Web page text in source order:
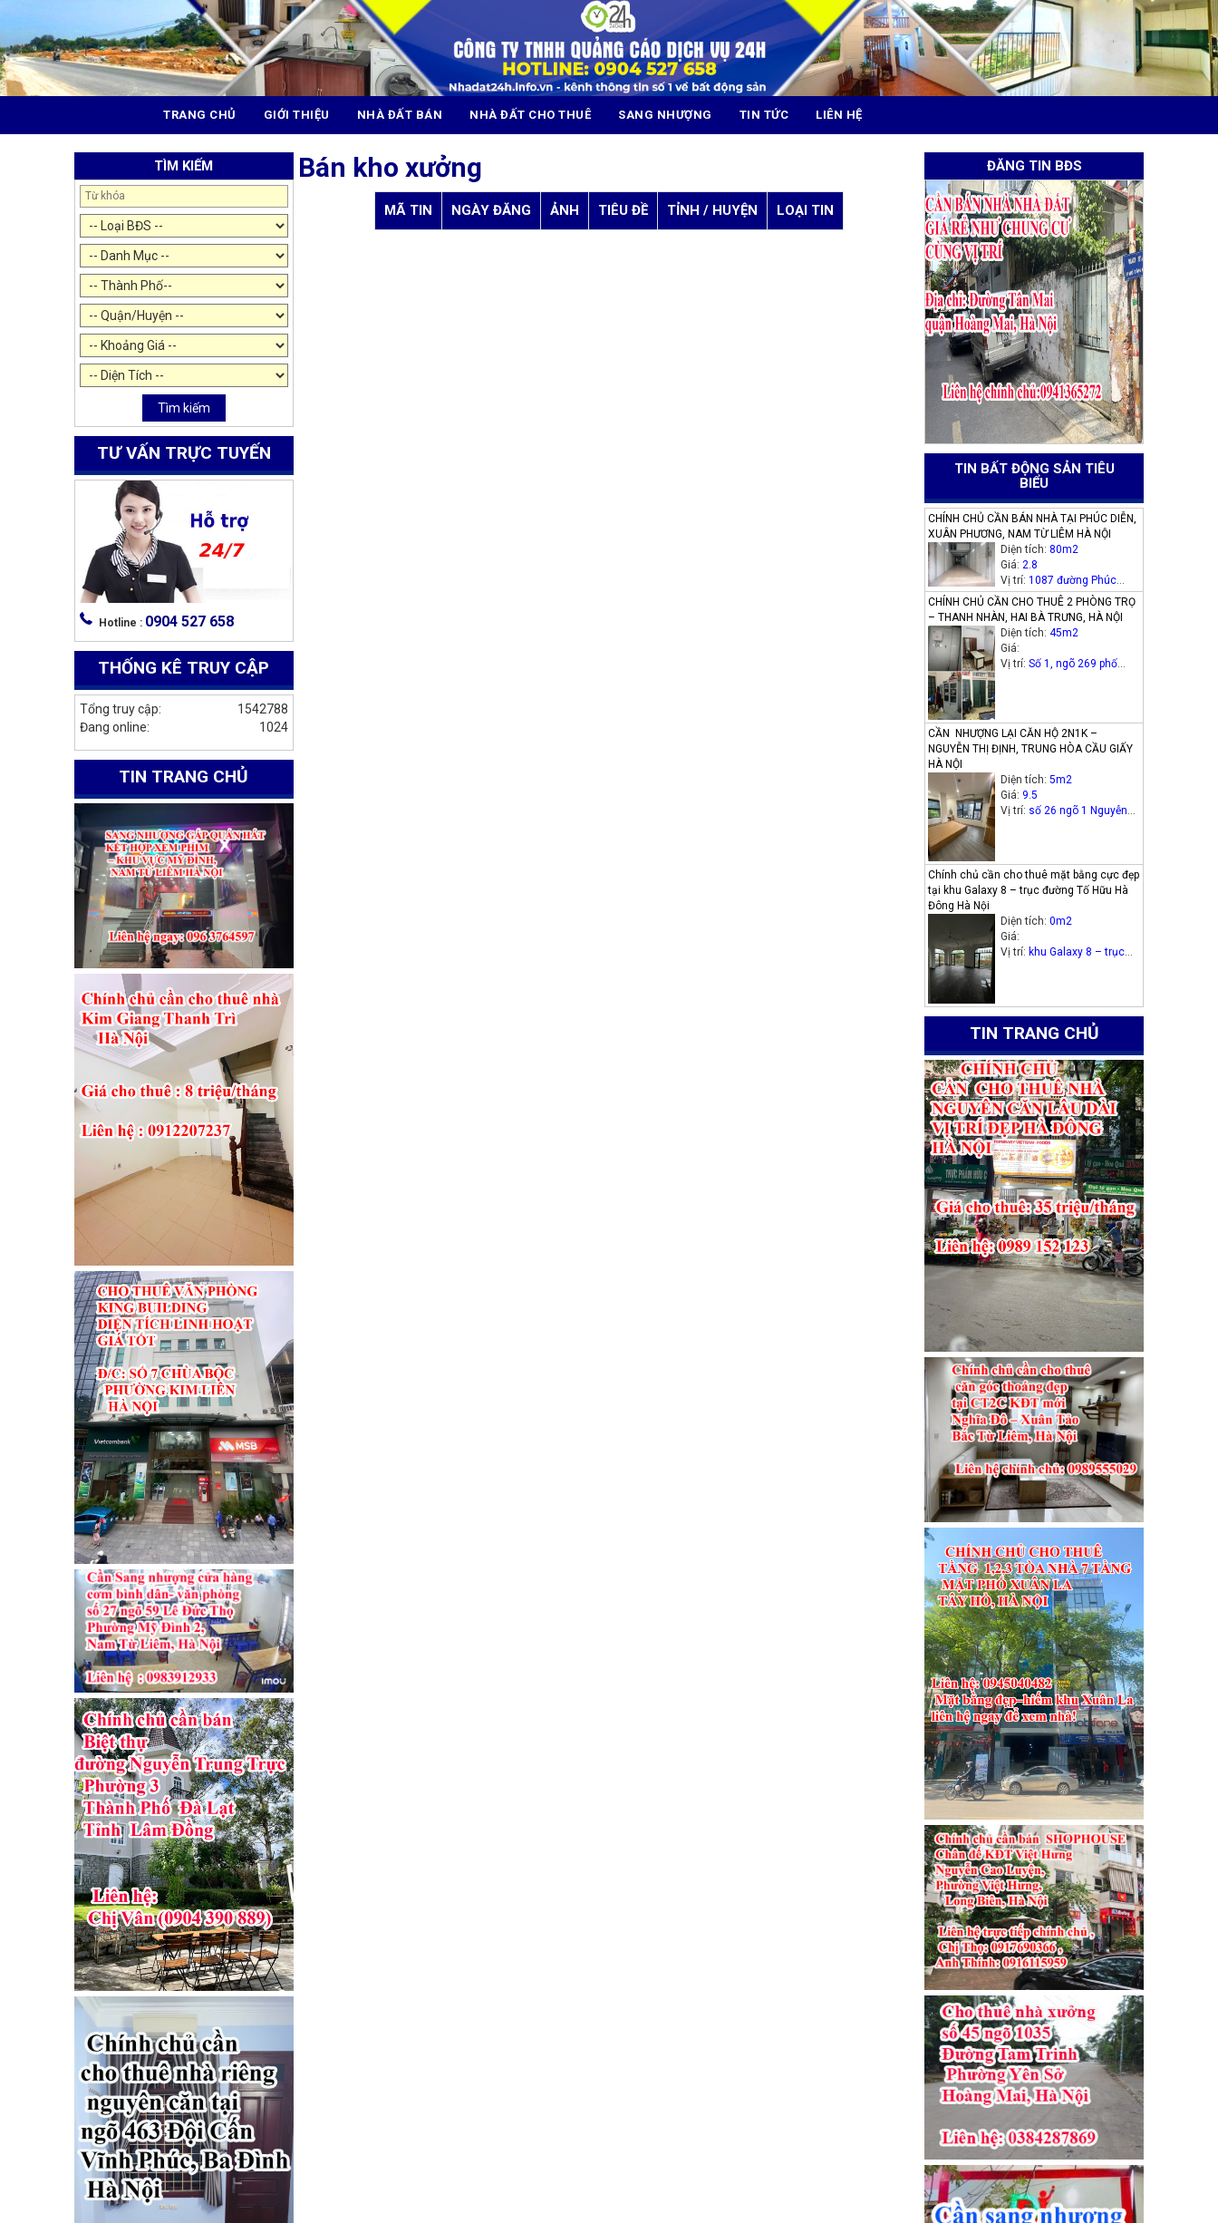
TRANG CHỦ GIỚI THIỆU NHÀ ĐẤT BÁN NHÀ ĐẤT CHO THUÊ SANG NHƯỢNG TIN TỨC LIÊN HỆ
TÌM KIẾM
Tìm kiếm
TƯ VẤN TRỰC TUYẾN
Hotline : 0904 527 658
THỐNG KÊ TRUY CẬP
1542788
Tổng truy cập:
1024
Đang online:
TIN TRANG CHỦ
Bán kho xưởng
MÃ TIN NGÀY ĐĂNG ẢNH TIÊU ĐỀ TỈNH / HUYỆN LOẠI TIN
ĐĂNG TIN BĐS
TIN BẤT ĐỘNG SẢN TIÊU
BIỂU
CHÍNH CHỦ CẦN BÁN NHÀ TẠI PHÚC DIỄN,
XUÂN PHƯƠNG, NAM TỪ LIÊM HÀ NỘI
Diện tích:80m2
Giá:2.8
Vị trí:1087 đường Phúc
Diễn, phường Xuân Phương,
quận Nam Từ Liêm, Hà Nội
CHÍNH CHỦ CẦN CHO THUÊ 2 PHÒNG TRỌ
– THANH NHÀN, HAI BÀ TRƯNG, HÀ NỘI
Diện tích:45m2
Giá:
Vị trí:Số 1, ngõ 269 phố
CẦN NHƯỢNG LẠI CĂN HỘ 2N1K –
NGUYỄN THỊ ĐỊNH, TRUNG HÒA CẦU GIẤY
HÀ NỘI
Diện tích:5m2
Giá: 9.5
Vị trí: số 26 ngõ 1 Nguyễn
Chính chủ cần cho thuê mặt bằng cực đẹp
tại khu Galaxy 8 – trục đường Tố Hữu Hà
Đông Hà Nội
Diện tích:0m2
Giá:
Vị trí: khu Galaxy 8 – trục
TIN TRANG CHỦ